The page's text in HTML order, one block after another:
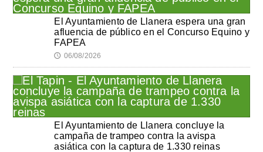
El Ayuntamiento de Llanera espera una gran
afluencia de público en el Concurso Equino y
FAPEA
🕔 06/08/2026
El Ayuntamiento de Llanera concluye la
campaña de trampeo contra la avispa
asiática con la captura de 1.330 reinas